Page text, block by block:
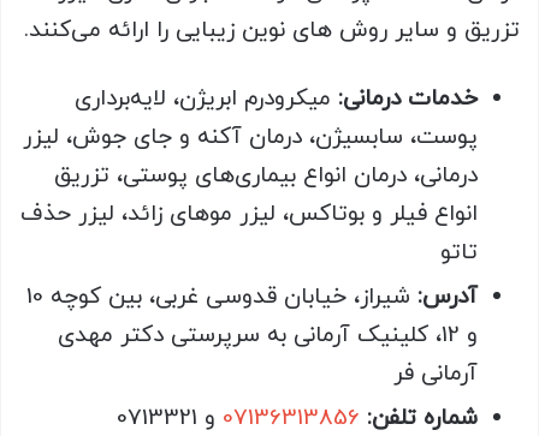
تزریق و سایر روش های نوین زیبایی را ارائه می‌کنند.
خدمات درمانی: میکرودرم ابریژن، لایه‌برداری
پوست، سابسیژن، درمان آکنه و جای جوش، لیزر
درمانی، درمان انواع بیماری‌های پوستی، تزریق
انواع فیلر و بوتاکس، لیزر موهای زائد، لیزر حذف
تاتو
آدرس:
شیراز، خیابان قدوسی غربی، بین کوچه 10
و 12، کلینیک آرمانی به سرپرستی دکتر مهدی
آرمانی فر
شماره تلفن: 07136313856 و 0713321